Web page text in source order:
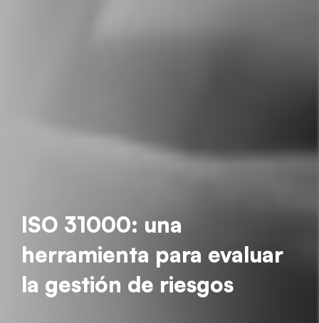
ISO 31000: una
herramienta para evaluar
la gestión de riesgos